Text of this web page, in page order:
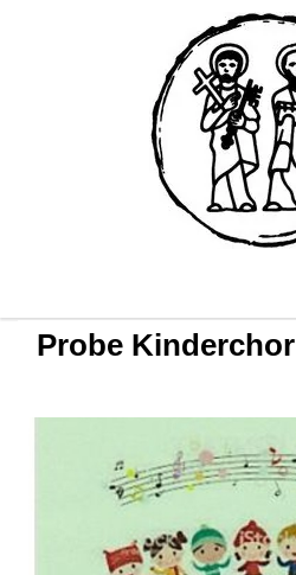
Probe Kinderchor